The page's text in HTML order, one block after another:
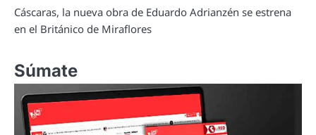
Cáscaras, la nueva obra de Eduardo Adrianzén se estrena
en el Británico de Miraflores
Súmate